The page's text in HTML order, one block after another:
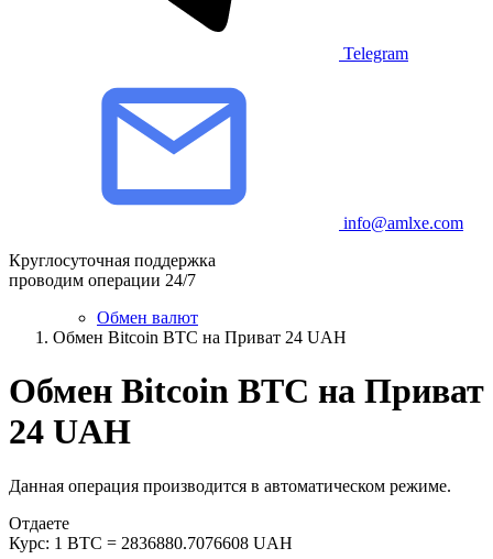
Telegram
info@amlxe.com
Круглосуточная поддержка
проводим операции 24/7
Обмен валют
Обмен Bitcoin BTC на Приват 24 UAH
Обмен Bitcoin BTC на Приват
24 UAH
Данная операция производится в автоматическом режиме.
Отдаете
Курс: 1 BTC = 2836880.7076608 UAH